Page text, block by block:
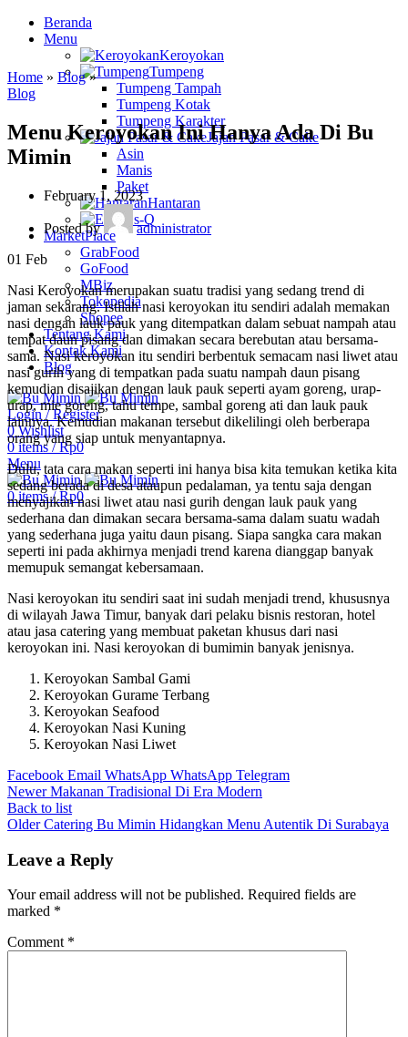
Beranda
Menu
Keroyokan
Tumpeng
Tumpeng Tampah
Tumpeng Kotak
Tumpeng Karakter
Jajan Pasar & Cake
Asin
Manis
Paket
Hantaran
Es-Q
MarketPlace
GrabFood
GoFood
MBiz
Tokopedia
Shopee
Tentang Kami
Kontak Kami
Blog
Login / Register
0Wishlist
0items / Rp0
Menu
0items / Rp0
Home » Blog»
Blog
Menu Keroyokan Ini Hanya Ada Di Bu
Mimin
February 1, 2023
Posted by
administrator
01 Feb
Nasi Keroyokan merupakan suatu tradisi yang sedang trend di
jaman sekarang. Istilah nasi keroyokan itu sendiri adalah memakan
nasi dengan lauk pauk yang ditempatkan dalam sebuat nampah atau
tempat daun pisang dan dimakan secara berebutan atau bersama-
sama. Nasi keroyokan itu sendiri berbentuk semacam nasi liwet atau
nasi gurih yang di tempatkan pada suatu nampah daun pisang
kemudian disajikan dengan lauk pauk seperti ayam goreng, urap-
urap, mie goreng, tahu tempe, sambal goreng ati dan lauk pauk
lainnya. Kemudian makanan tersebut dikelilingi oleh berberapa
orang yang siap untuk menyantapnya.
Dulu, tata cara makan seperti ini hanya bisa kita temukan ketika kita
sedang berada di desa ataupun pedalaman, ya tentu saja dengan
menyajikan nasi liwet atau nasi gurih dengan lauk pauk yang
sederhana dan dimakan secara bersama-sama dalam suatu wadah
yang sederhana juga yaitu daun pisang. Siapa sangka cara makan
seperti ini pada akhirnya menjadi trend karena dianggap banyak
memupuk semangat kebersamaan.
Nasi keroyokan itu sendiri saat ini sudah menjadi trend, khususnya
di wilayah Jawa Timur, banyak dari pelaku bisnis restoran, hotel
atau jasa catering yang membuat paketan khusus dari nasi
keroyokan ini. Nasi keroyokan di bumimin banyak jenisnya.
Keroyokan Sambal Gami
Keroyokan Gurame Terbang
Keroyokan Seafood
Keroyokan Nasi Kuning
Keroyokan Nasi Liwet
Facebook Email WhatsApp WhatsApp Telegram
Newer Makanan Tradisional Di Era Modern
Back to list
Older Catering Bu Mimin Hidangkan Menu Autentik Di Surabaya
Leave a Reply
Your email address will not be published. Required fields are
marked *
Comment *